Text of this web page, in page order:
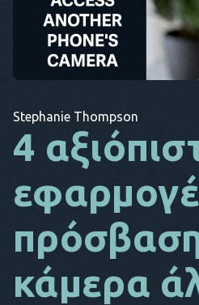
Stephanie Thompson
4
κάμερα